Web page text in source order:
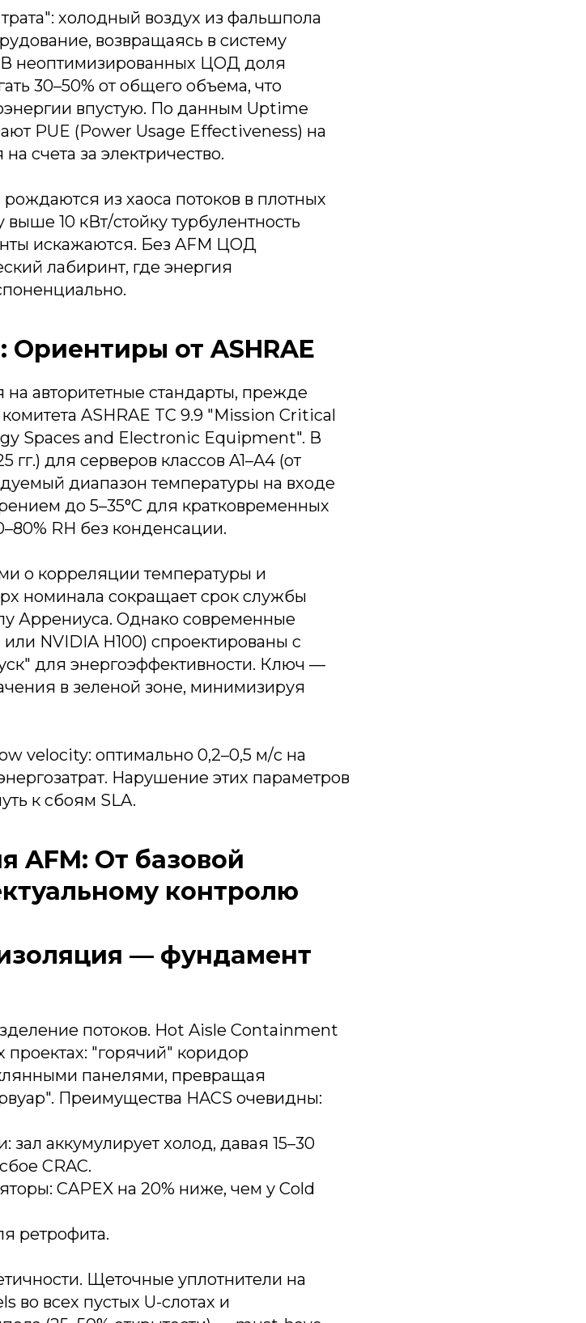
холодный воздух из фальшпола
возвращаясь в систему
неоптимизированных ЦОД доля
30–50% от общего объема, что
впустую. По данным Uptime
PUE (Power Usage Effectiveness) на
счета за электричество.
из хаоса потоков в плотных
10 кВт/стойку турбулентность
искажаются. Без AFM ЦОД
лабиринт, где энергия
от ASHRAE
авторитетные стандарты, прежде
ASHRAE TC 9.9 "Mission Critical
Spaces and Electronic Equipment". В
для серверов классов A1–A4 (от
диапазон температуры на входе
до 5–35°C для кратковременных
RH без конденсации.
о корреляции температуры и
номинала сокращает срок службы
Аррениуса. Однако современные
NVIDIA H100) спроектированы с
для энергоэффективности. Ключ —
в зеленой зоне, минимизируя
velocity: оптимально 0,2–0,5 м/с на
Нарушение этих параметров
к сбоям SLA.
AFM: От базовой
контролю
— фундамент
потоков. Hot Aisle Containment
проектах: "горячий" коридор
панелями, превращая
Преимущества HACS очевидны:
аккумулирует холод, давая 15–30
CRAC.
CAPEX на 20% ниже, чем у Cold
ретрофита.
Щеточные уплотнители на
во всех пустых U-слотах и